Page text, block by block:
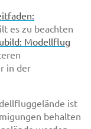
es zu beachten
Modellflug
in der
ist
behalten